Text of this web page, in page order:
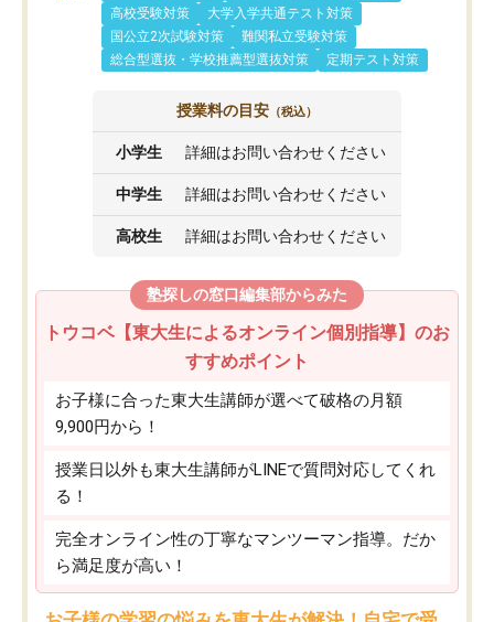
高校受験対策
大学入学共通テスト対策
国公立2次試験対策
難関私立受験対策
総合型選抜・学校推薦型選抜対策
定期テスト対策
授業料の目安 （税込）
小学生 詳細はお問い合わせください
中学生 詳細はお問い合わせください
高校生 詳細はお問い合わせください
塾探しの窓口編集部からみた
トウコベ【東大生によるオンライン個別指導】のお
すすめポイント
お子様に合った東大生講師が選べて破格の月額
9,900円から！
授業日以外も東大生講師がLINEで質問対応してくれ
る！
完全オンライン性の丁寧なマンツーマン指導。だか
ら満足度が高い！